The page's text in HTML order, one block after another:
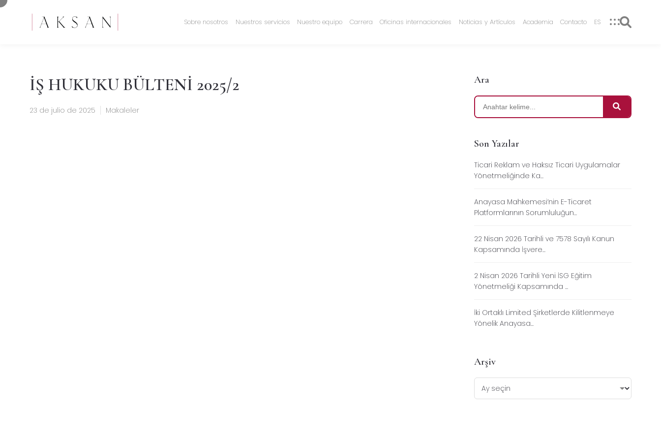
Sobre nosotros Nuestros servicios Nuestro equipo Carrera Oficinas internacionales Noticias y Artículos Academia Contacto ES
İŞ HUKUKU BÜLTENİ 2025/2
23 de julio de 2025 Makaleler
Ara
Son Yazılar
Ticari Reklam ve Haksız Ticari Uygulamalar
Yönetmeliğinde Ka...
Anayasa Mahkemesi’nin E-Ticaret
Platformlarının Sorumluluğun...
22 Nisan 2026 Tarihli ve 7578 Sayılı Kanun
Kapsamında İşvere...
2 Nisan 2026 Tarihli Yeni İSG Eğitim
Yönetmeliği Kapsamında ...
İki Ortaklı Limited Şirketlerde Kilitlenmeye
Yönelik Anayasa...
Arşiv